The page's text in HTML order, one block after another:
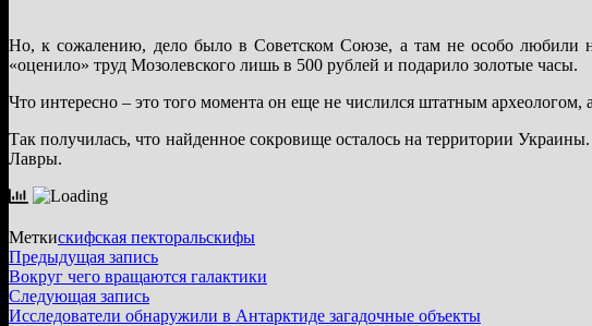
Но, к сожалению, дело было в Советском Союзе, а там не особо любили
«оценило» труд Мозолевского лишь в 500 рублей и подарило золотые часы.
Что интересно – это того момента он еще не числился штатным
Так получилась, что найденное сокровище осталось на территории
Лавры.
Меткискифская пекторальскифы
Навигация
по
записям
Предыдущая записьПредыдущая
запись:
Вокруг чего вращаются галактики
Следующая записьСледующая
запись:
Исследователи обнаружили в Антарктиде загадочные объекты